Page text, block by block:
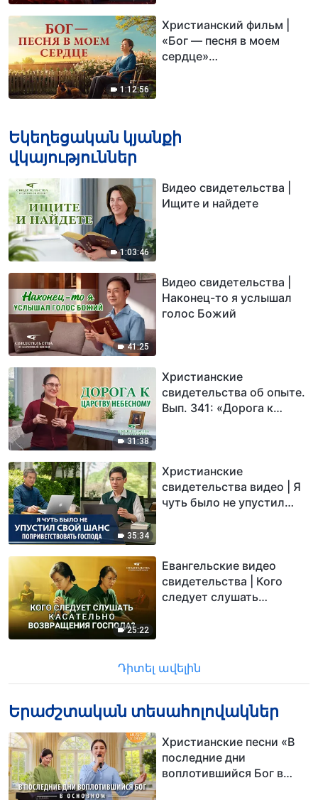
1:12:56
Христианский фильм |
«Бог — песня в моем
сердце»
чудо жизни?
Եկեղեցական կյանքի
վկայություններ
1:03:46
Видео свидетельства |
Ищите и найдете
41:25
Видео свидетельства |
Наконец-то я услышал
голос Божий
31:38
Христианские
свидетельства об опыте.
Вып. 341: «Дорога к
35:34
Христианские
свидетельства видео | Я
чуть было не упустил
25:22
Евангельские видео
свидетельства | Кого
следует слушать
Դիտել ավելին
Երաժշտական տեսահոլովակներ
Христианские песни «В
последние дни
воплотившийся Бог в